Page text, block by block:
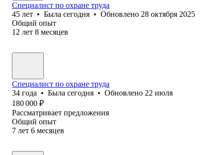
Специалист по охране труда
45 лет • Была сегодня • Обновлено 28 октября 2025
Общий опыт
12 лет 8 месяцев
Специалист по охране труда
34 года • Была сегодня • Обновлено 22 июля
180 000 ₽
Рассматривает предложения
Общий опыт
7 лет 6 месяцев